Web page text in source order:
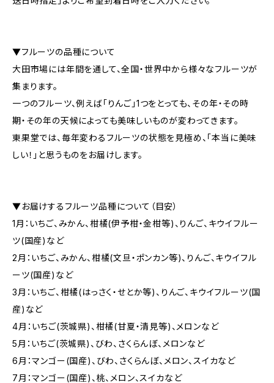
▼フルーツの品種について
大田市場には年間を通して、全国・世界中から様々なフルーツが
集まります。
一つのフルーツ、例えば「りんご」1つをとっても、その年・その時
期・その年の天候によっても美味しいものが変わってきます。
東果堂では、毎年変わるフルーツの状態を見極め、「本当に美味
しい！」と思うものをお届けします。
▼お届けするフルーツ品種について（目安）
1月：いちご、みかん、柑橘(伊予柑・金柑等)、りんご、キウイフルー
ツ(国産)など
2月：いちご、みかん、柑橘(文旦・ポンカン等)、りんご、キウイフル
ーツ(国産)など
3月：いちご、柑橘(はっさく・せとか等)、りんご、キウイフルーツ(国
産)など
4月：いちご(茨城県)、柑橘(甘夏・清見等)、メロンなど
5月：いちご(茨城県)、びわ、さくらんぼ、メロンなど
6月：マンゴー(国産)、びわ、さくらんぼ、メロン、スイカなど
7月：マンゴー(国産)、桃、メロン、スイカなど